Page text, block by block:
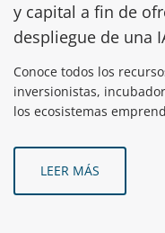
y capital a fin de
despliegue de una
Conoce todos los
inversionistas,
los ecosistemas
LEER MÁS